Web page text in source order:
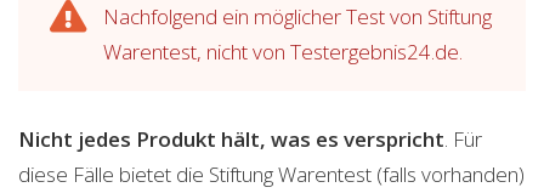
Nachfolgend ein möglicher Test von Stiftung
Warentest, nicht von Testergebnis24.de.
Nicht jedes Produkt hält, was es verspricht . Für
diese Fälle bietet die Stiftung Warentest (falls vorhanden)